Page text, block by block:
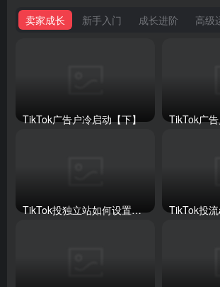
卖家成长 新手入门 成长进阶 高级
TikTok广告户冷启动【下】 TikTok广
TikTok投独立站如何设置像素和API【上】